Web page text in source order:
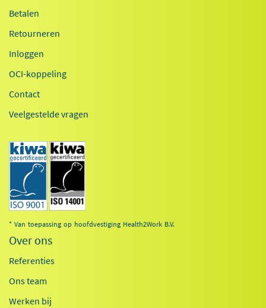
Betalen
Retourneren
Inloggen
OCI-koppeling
Contact
Veelgestelde vragen
* Van toepassing op hoofdvestiging Health2Work B.V.
Over ons
Referenties
Ons team
Werken bij